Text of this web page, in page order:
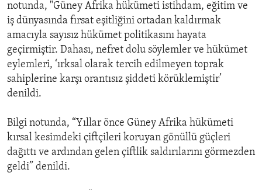
notunda, "Güney Afrika hükümeti istihdam, eğitim ve
iş dünyasında fırsat eşitliğini ortadan kaldırmak
amacıyla sayısız hükümet politikasını hayata
geçirmiştir. Dahası, nefret dolu söylemler ve hükümet
eylemleri, ‘ırksal olarak tercih edilmeyen toprak
sahiplerine karşı orantısız şiddeti körüklemiştir’
denildi.
Bilgi notunda, “Yıllar önce Güney Afrika hükümeti
kırsal kesimdeki çiftçileri koruyan gönüllü güçleri
dağıttı ve ardından gelen çiftlik saldırılarını görmezden
geldi” denildi.